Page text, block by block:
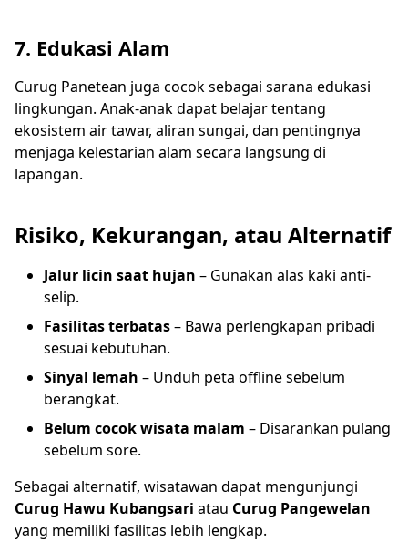
7. Edukasi Alam
Curug Panetean juga cocok sebagai sarana edukasi
lingkungan. Anak-anak dapat belajar tentang
ekosistem air tawar, aliran sungai, dan pentingnya
menjaga kelestarian alam secara langsung di
lapangan.
Risiko, Kekurangan, atau Alternatif
Jalur licin saat hujan – Gunakan alas kaki anti-
selip.
Fasilitas terbatas– Bawa perlengkapan pribadi
sesuai kebutuhan.
Sinyal lemah – Unduh peta offline sebelum
berangkat.
Belum cocok wisata malam – Disarankan pulang
sebelum sore.
Sebagai alternatif, wisatawan dapat mengunjungi
Curug Hawu Kubangsari atau Curug Pangewelan
yang memiliki fasilitas lebih lengkap.